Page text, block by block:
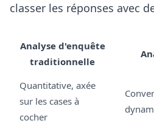
classer les réponses avec
Analyse d'enquête
traditionnelle
Quantitative, axée
sur les cases à
cocher